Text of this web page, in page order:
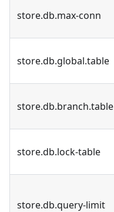
store.db.max-conn
store.db.global.table
store.db.branch.table
store.db.lock-table
store.db.query-limit